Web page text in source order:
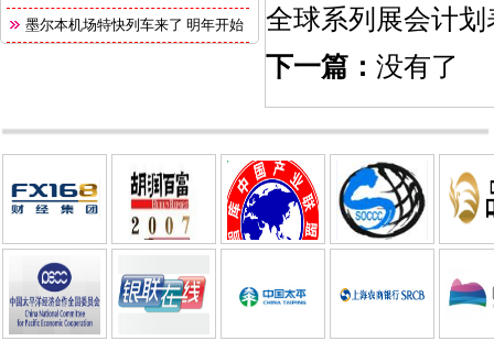
墨尔本机场特快列车来了 明年开始
全球系列展会计划
下一篇： 没有了